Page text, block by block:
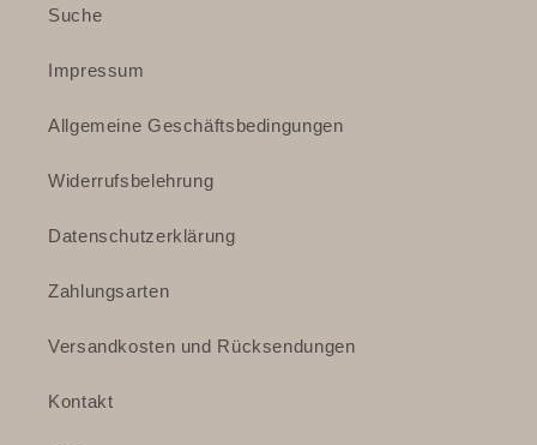
Suche
Impressum
Allgemeine Geschäftsbedingungen
Widerrufsbelehrung
Datenschutzerklärung
Zahlungsarten
Versandkosten und Rücksendungen
Kontakt